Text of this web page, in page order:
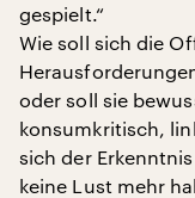
gespielt.“
Wie soll sich die
oder soll sie
konsumkritisch,
sich der
keine Lust mehr